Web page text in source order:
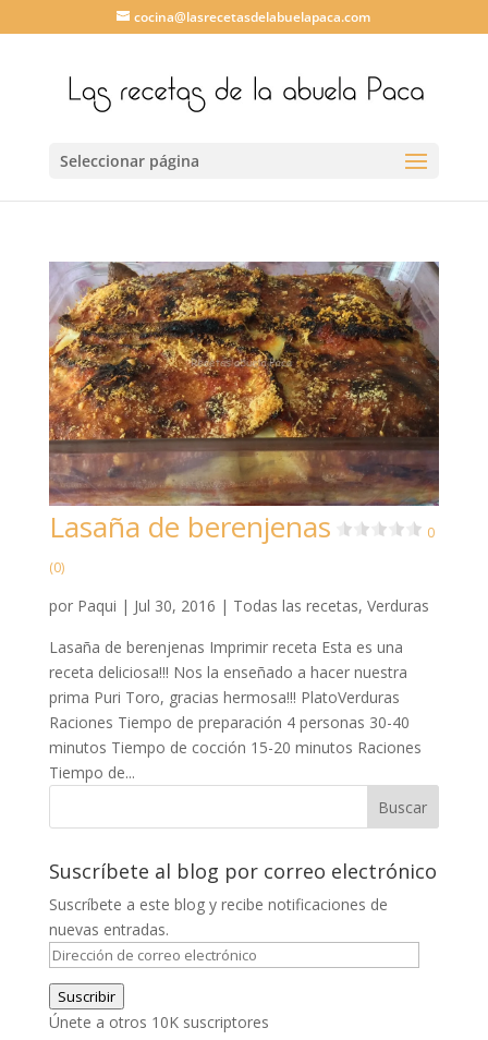
cocina@lasrecetasdelabuelapaca.com
Seleccionar página
Lasaña de berenjenas
0
(0)
por Paqui | Jul 30, 2016 | Todas las recetas, Verduras
Lasaña de berenjenas Imprimir receta Esta es una
receta deliciosa!!! Nos la enseñado a hacer nuestra
prima Puri Toro, gracias hermosa!!! PlatoVerduras
Raciones Tiempo de preparación 4 personas 30-40
minutos Tiempo de cocción 15-20 minutos Raciones
Tiempo de...
Suscríbete al blog por correo electrónico
Suscríbete a este blog y recibe notificaciones de
nuevas entradas.
Dirección
de
correo
electrónico
Suscribir
Únete a otros 10K suscriptores